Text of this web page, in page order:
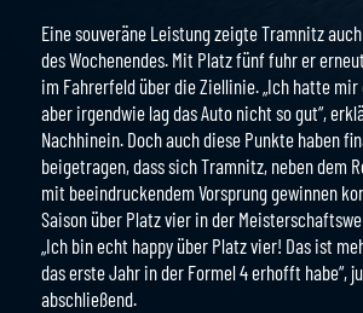
Eine souveräne Leistung zeigte Tramnitz
des Wochenendes. Mit Platz fünf fuhr er
im Fahrerfeld über die Ziellinie. „Ich hatte
aber irgendwie lag das Auto nicht so gut“,
Nachhinein. Doch auch diese Punkte haben
beigetragen, dass sich Tramnitz, neben dem
mit beeindruckendem Vorsprung gewinnen
Saison über Platz vier in der
„Ich bin echt happy über Platz vier! Das ist
das erste Jahr in der Formel 4 erhofft habe“,
abschließend.